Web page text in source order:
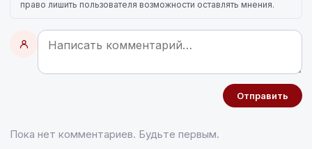
право лишить пользователя возможности оставлять мнения.
Отправить
Пока нет комментариев. Будьте первым.